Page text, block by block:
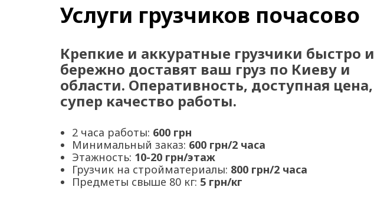
Услуги грузчиков почасово
Крепкие и аккуратные грузчики быстро и
бережно доставят ваш груз по Киеву и
области. Оперативность, доступная цена,
супер качество работы.
2 часа работы: 600 грн
Минимальный заказ: 600 грн/2 часа
Этажность: 10-20 грн/этаж
Грузчик на стройматериалы: 800 грн/2 часа
Предметы свыше 80 кг: 5 грн/кг